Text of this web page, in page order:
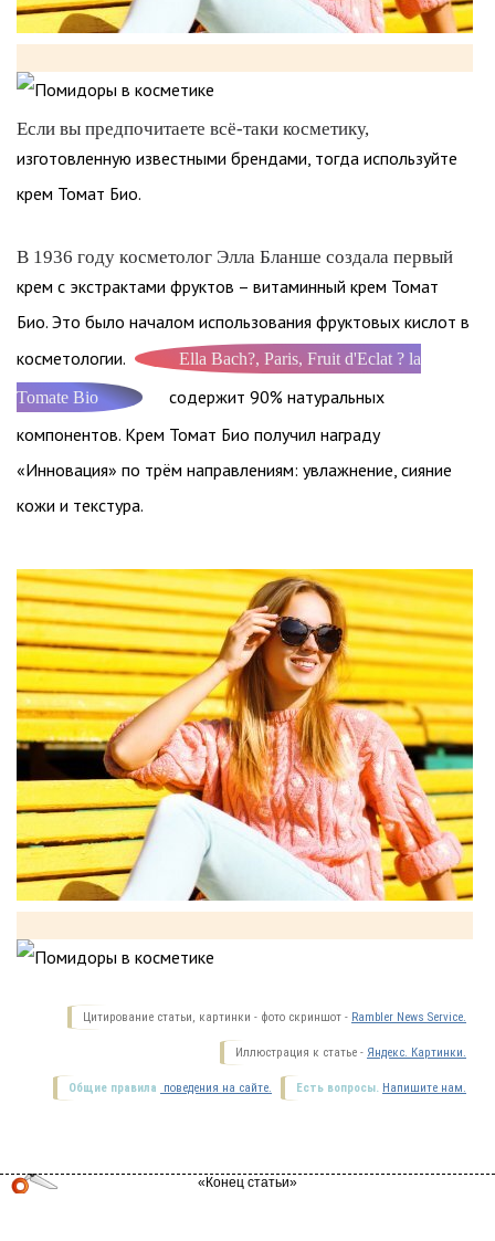
Если вы предпочитаете всё-таки косметику,
изготовленную известными брендами, тогда используйте
крем Томат Био.
В 1936 году косметолог Элла Бланше создала первый
крем с экстрактами фруктов – витаминный крем Томат
Био. Это было началом использования фруктовых кислот в
косметологии.
Ella Bach?, Paris, Fruit d'Eclat ? la
Tomate Bio
содержит 90% натуральных
компонентов. Крем Томат Био получил награду
«Инновация» по трём направлениям: увлажнение, сияние
кожи и текстура.
Цитирование статьи, картинки - фото скриншот - Rambler News Service.
Иллюстрация к статье - Яндекс. Картинки.
Есть вопросы. Напишите нам.
Общие правила поведения на сайте.